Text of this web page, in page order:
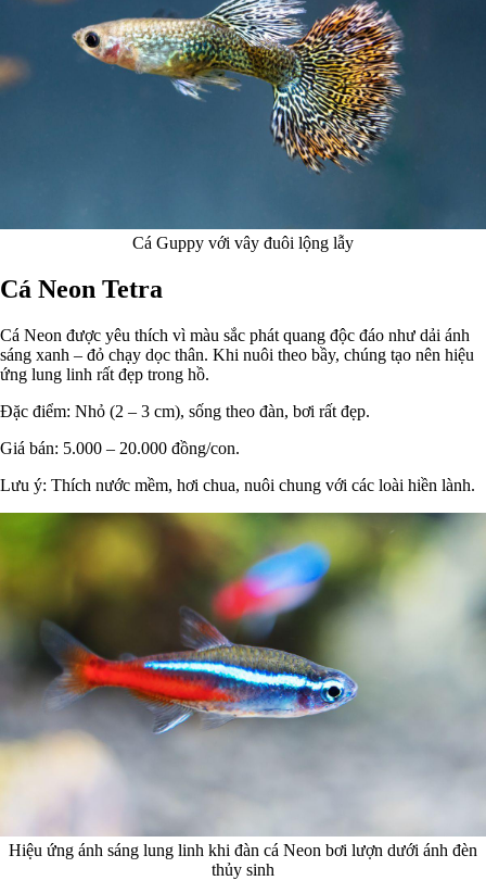
Cá Guppy với vây đuôi lộng lẫy
Cá Neon Tetra
Cá Neon được yêu thích vì màu sắc phát quang độc đáo như dải ánh
sáng xanh – đỏ chạy dọc thân. Khi nuôi theo bầy, chúng tạo nên hiệu
ứng lung linh rất đẹp trong hồ.
Đặc điểm: Nhỏ (2 – 3 cm), sống theo đàn, bơi rất đẹp.
Giá bán: 5.000 – 20.000 đồng/con.
Lưu ý: Thích nước mềm, hơi chua, nuôi chung với các loài hiền lành.
Hiệu ứng ánh sáng lung linh khi đàn cá Neon bơi lượn dưới ánh đèn
thủy sinh